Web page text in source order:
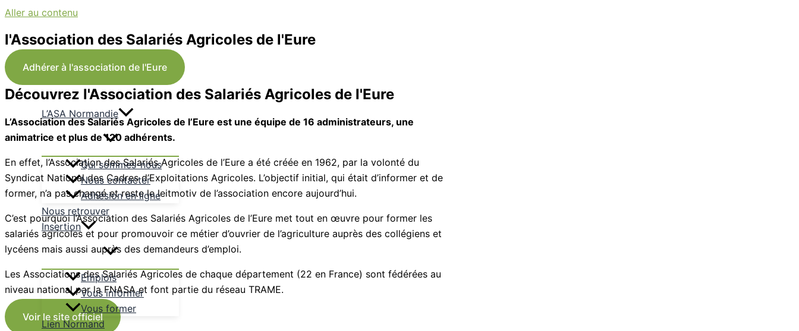
Aller au contenu
L’ASA Normandie
Qui sommes-nous
Nous contacter
Adhésion en ligne
Nous retrouver
Insertion
Emplois
Vous informer
Vous former
Lien Normand
l'Association des Salariés Agricoles de l'Eure
Adhérer à l'association de l'Eure
Découvrez l'Association des Salariés Agricoles de l'Eure
L’Association des Salariés Agricoles de l’Eure est une équipe de 16 administrateurs, une
animatrice et plus de 120 adhérents.
En effet, l’Association des Salariés Agricoles de l’Eure a été créée en 1962, par la volonté du
Syndicat National des Cadres d’Exploitations Agricoles. L’objectif initial, qui était d’informer et de
former, n’a pas changé et reste le leitmotiv de l’association encore aujourd’hui.
C’est pourquoi l’Association des Salariés Agricoles de l’Eure met tout en œuvre pour former les
salariés agricoles et pour promouvoir ce métier d’ouvrier de l’agriculture auprès des collégiens et
lycéens mais aussi auprès des demandeurs d’emploi.
Les Associations des Salariés Agricoles de chaque département (22 en France) sont fédérées au
niveau national par la FNASA et font partie du réseau TRAME.
Voir le site officiel